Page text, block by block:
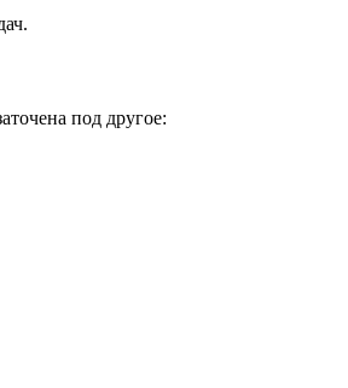
под другое: